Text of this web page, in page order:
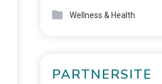
Wellness & Health
PARTNERSITE